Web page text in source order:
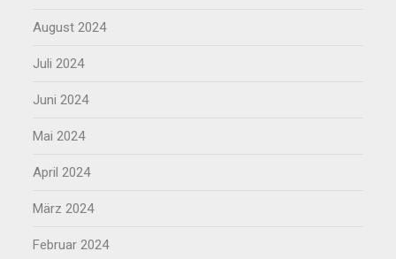
August 2024
Juli 2024
Juni 2024
Mai 2024
April 2024
März 2024
Februar 2024